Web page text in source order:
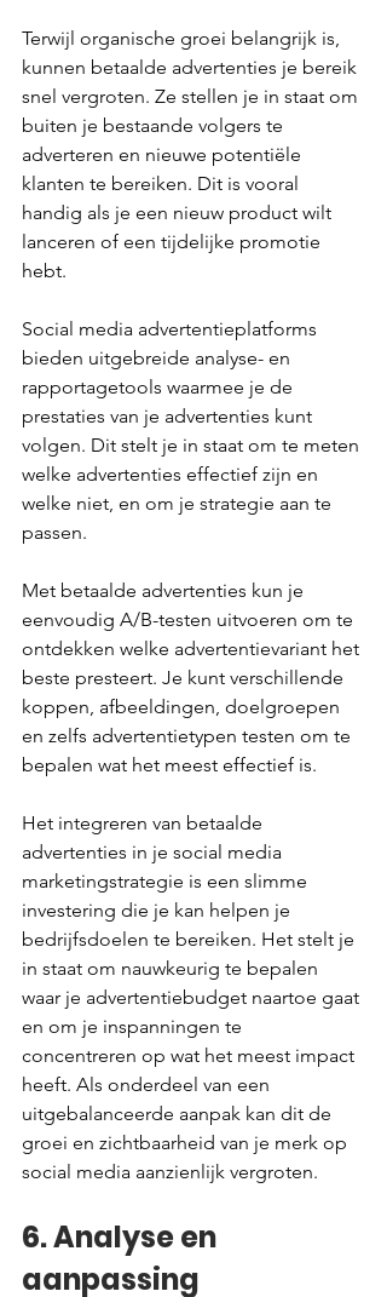
Terwijl organische groei belangrijk is,
kunnen betaalde advertenties je bereik
snel vergroten. Ze stellen je in staat om
buiten je bestaande volgers te
adverteren en nieuwe potentiële
klanten te bereiken. Dit is vooral
handig als je een nieuw product wilt
lanceren of een tijdelijke promotie
hebt.
Social media advertentieplatforms
bieden uitgebreide analyse- en
rapportagetools waarmee je de
prestaties van je advertenties kunt
volgen. Dit stelt je in staat om te meten
welke advertenties effectief zijn en
welke niet, en om je strategie aan te
passen.
Met betaalde advertenties kun je
eenvoudig A/B-testen uitvoeren om te
ontdekken welke advertentievariant het
beste presteert. Je kunt verschillende
koppen, afbeeldingen, doelgroepen
en zelfs advertentietypen testen om te
bepalen wat het meest effectief is.
Het integreren van betaalde
advertenties in je social media
marketingstrategie is een slimme
investering die je kan helpen je
bedrijfsdoelen te bereiken. Het stelt je
in staat om nauwkeurig te bepalen
waar je advertentiebudget naartoe gaat
en om je inspanningen te
concentreren op wat het meest impact
heeft. Als onderdeel van een
uitgebalanceerde aanpak kan dit de
groei en zichtbaarheid van je merk op
social media aanzienlijk vergroten.
6. Analyse en
aanpassing